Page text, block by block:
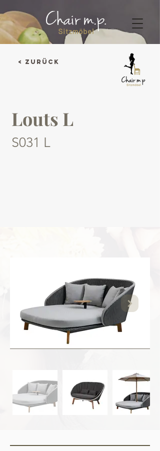
< Zurück
Louts L
S031 L